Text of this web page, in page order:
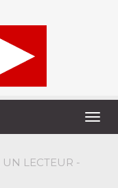
LECTEUR -